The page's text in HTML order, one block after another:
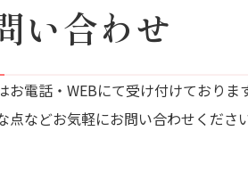
い合わせ
お電話・WEBにて受け付けております
点などお気軽にお問い合わせくださ